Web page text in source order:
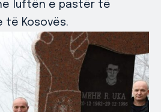
luftën e pastër të
të Kosovës.